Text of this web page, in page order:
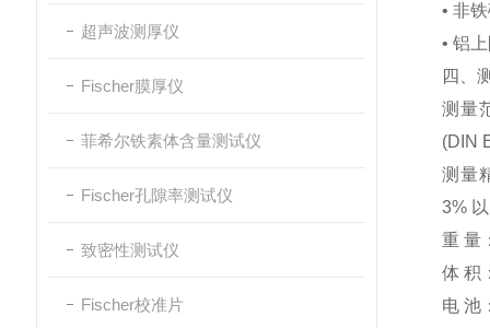
超声波测厚仪
Fischer膜厚仪
菲希尔铁素体含量测试仪
Fischer孔隙率测试仪
致密性测试仪
Fischer校准片
• 非
• 铝
四、
测量
(DIN
测量
3%
重 量
体 积
电 池